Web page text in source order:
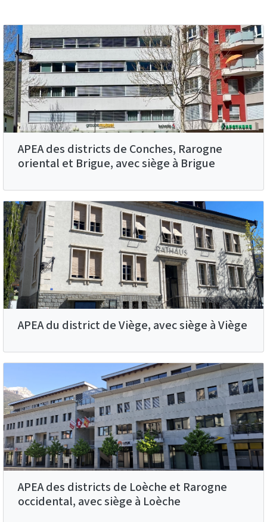
APEA des districts de Conches, Rarogne
oriental et Brigue, avec siège à Brigue
APEA du district de Viège, avec siège à Viège
APEA des districts de Loèche et Rarogne
occidental, avec siège à Loèche